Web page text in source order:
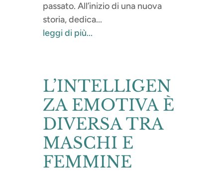
passato. All’inizio di una nuova
storia, dedica...
leggi di più...
L’INTELLIGEN
ZA EMOTIVA È
DIVERSA TRA
MASCHI E
FEMMINE